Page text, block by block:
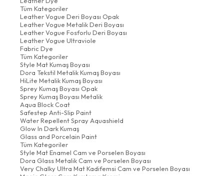
Tüm Kategoriler
Leather Vogue Deri Boyası Opak
Leather Vogue Metalik Deri Boyası
Leather Vogue Fosforlu Deri Boyası
Leather Vogue Ultraviole
Fabric Dye
Tüm Kategoriler
Style Mat Kumaş Boyası
Dora Tekstil Metalik Kumaş Boyası
HiLite Metalik Kumaş Boyası
Sprey Kumaş Boyası Opak
Sprey Kumaş Boyası Metalik
Aqua Block Coat
Safestep Anti-Slip Paint
Water Repellent Spray Aquashield
Glow In Dark Kumaş
Glass and Porcelain Paint
Tüm Kategoriler
Style Mat Enamel Cam ve Porselen Boyası
Dora Glass Metalik Cam ve Porselen Boyası
Very Chalky Ultra Mat Kadifemsi Cam ve Porselen Boyası